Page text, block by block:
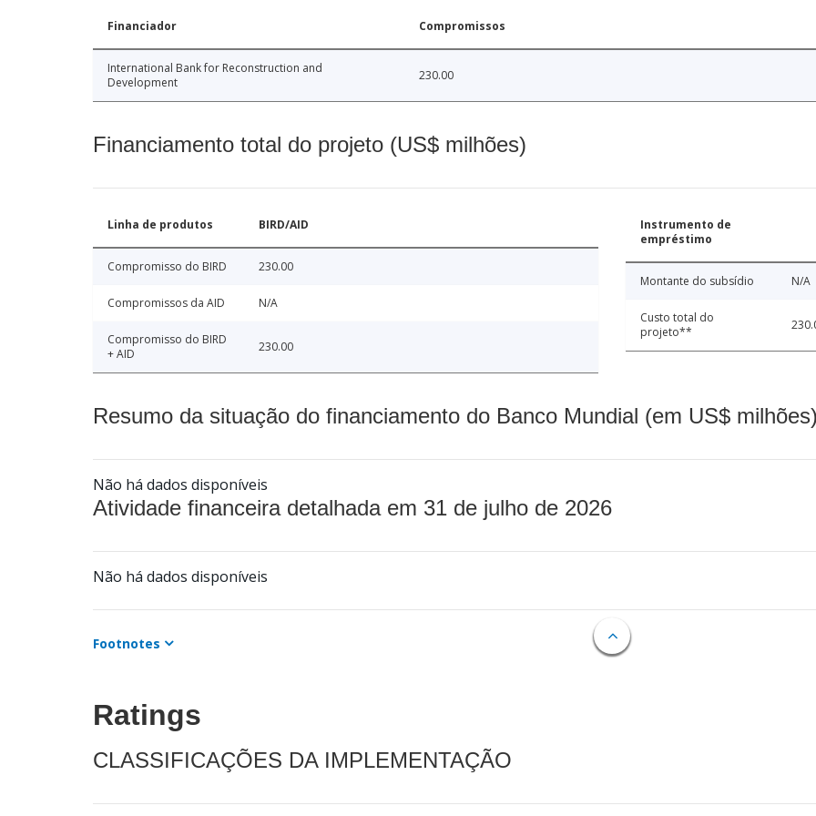
Financiador Compromissos
International Bank for Reconstruction and
Development
230.00
Financiamento total do projeto (US$ milhões)
Linha de produtos BIRD/AID
Compromisso do BIRD 230.00
Compromissos da AID N/A
Compromisso do BIRD
+ AID
230.00
Instrumento de
empréstimo
Montante do subsídio N/A
Custo total do
projeto**
Resumo da situação do financiamento do Banco Mundial (em US$
Não há dados disponíveis
Atividade financeira detalhada em 31 de julho de 2026
Não há dados disponíveis
Footnotes
Ratings
CLASSIFICAÇÕES DA IMPLEMENTAÇÃO